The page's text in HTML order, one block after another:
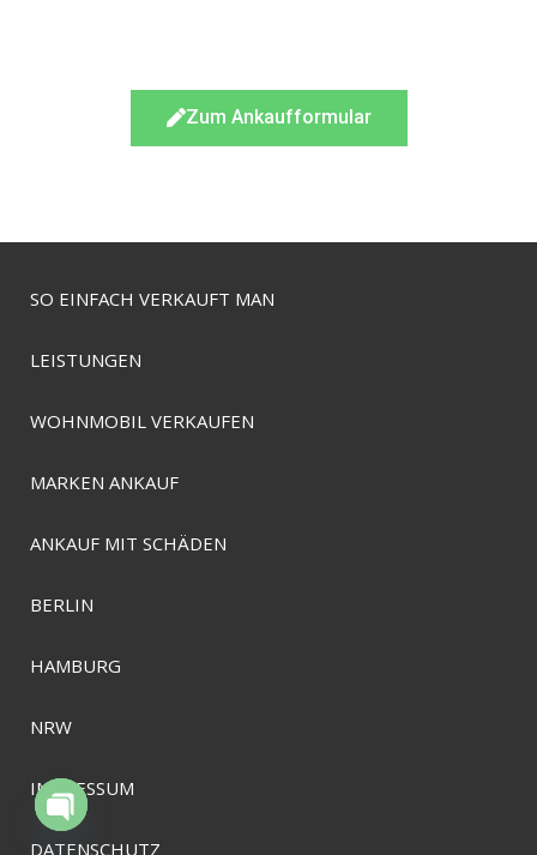
Zum Ankaufformular
SO EINFACH VERKAUFT MAN
LEISTUNGEN
WOHNMOBIL VERKAUFEN
MARKEN ANKAUF
ANKAUF MIT SCHÄDEN
BERLIN
HAMBURG
NRW
IMPRESSUM
DATENSCHUTZ